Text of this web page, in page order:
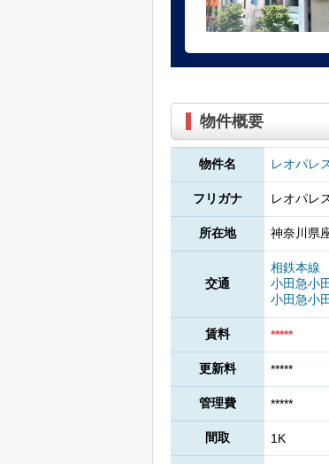
物件概要
物件名 レオパレ
フリガナ レオパレ
所在地 神奈川県
交通
相鉄本線
小田急小
小田急小
賃料 *****
更新料 *****
管理費 *****
間取 1K